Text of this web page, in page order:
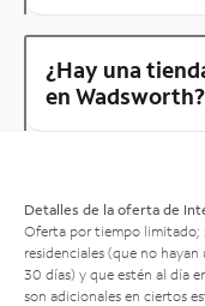
¿Hay una
en Wadsworth?
Detalles de la oferta de
Oferta por tiempo limitado;
residenciales (que no
30 días) y que estén al día
son adicionales en ciertos